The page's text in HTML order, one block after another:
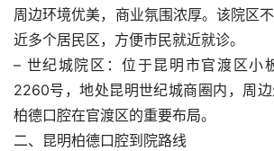
周边环境优美，商业氛围浓厚。该院区
近多个居民区，方便市民就近就诊。
– 世纪城院区：位于昆明市官渡区小
2260号，地处昆明世纪城商圈内，周
柏德口腔在官渡区的重要布局。
二、昆明柏德口腔到院路线